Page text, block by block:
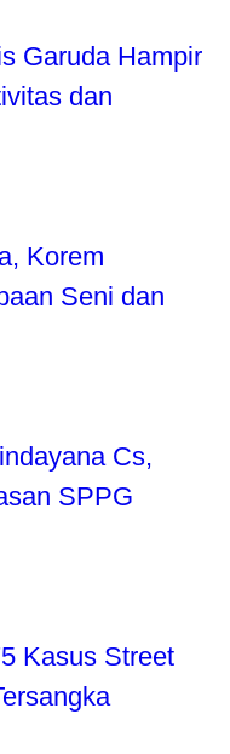
Garuda Hampir
dan
Korem
Seni dan
Cs,
SPPG
Kasus Street